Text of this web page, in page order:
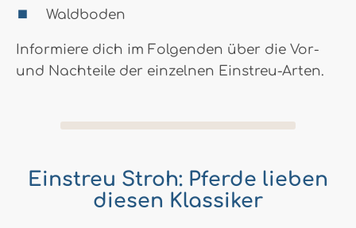
Waldboden
Informiere dich im Folgenden über die Vor-
und Nachteile der einzelnen Einstreu-Arten.
Einstreu Stroh: Pferde lieben
diesen Klassiker